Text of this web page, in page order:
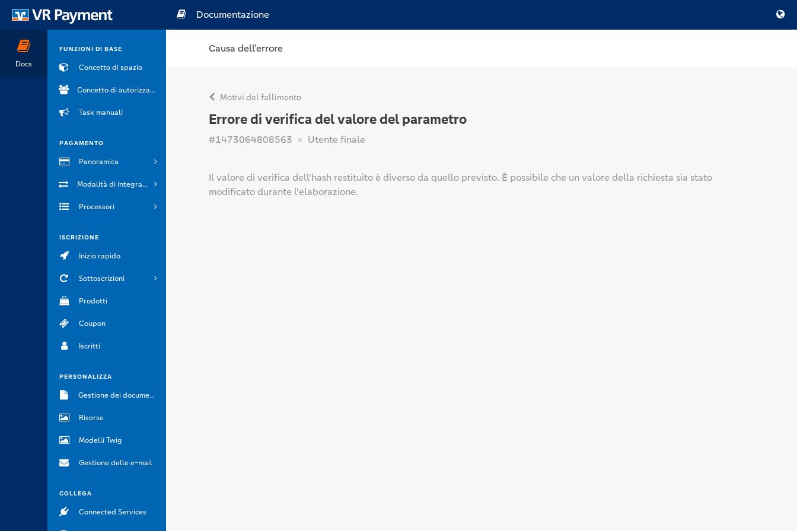
Docs
FUNZIONI DI BASE
Concetto di spazio
Concetto di autorizzazione
Task manuali
PAGAMENTO
Panoramica
Modalità di integrazione
Processori
ISCRIZIONE
Inizio rapido
Sottoscrizioni
Prodotti
Coupon
Iscritti
PERSONALIZZA
Gestione dei documenti
Risorse
Modelli Twig
Gestione delle e-mail
COLLEGA
Connected Services
Documentazione
Causa dell’errore
Motivi del fallimento
Errore di verifica del valore del parametro
#1473064808563 Utente finale
Il valore di verifica dell'hash restituito è diverso da quello previsto. È possibile che un valore della richiesta sia stato
modificato durante l'elaborazione.